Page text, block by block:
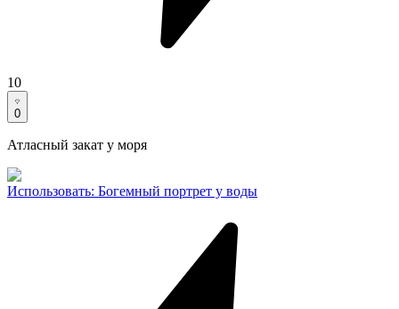
10
0
Атласный закат у моря
Использовать: Богемный портрет у воды